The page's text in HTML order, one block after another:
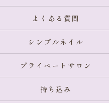
よくある質問
シンプルネイル
プライベートサロン
持ち込み